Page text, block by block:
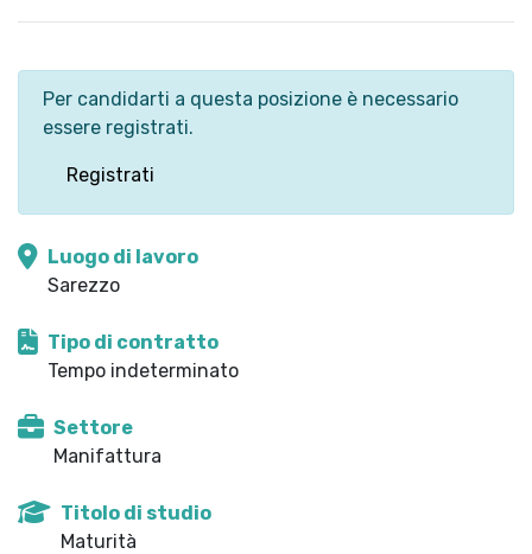
Per candidarti a questa posizione è necessario
essere registrati.
Registrati
Luogo di lavoro
Sarezzo
Tipo di contratto
Tempo indeterminato
Settore
Manifattura
Titolo di studio
Maturità